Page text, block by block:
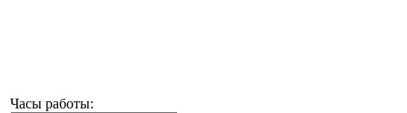
Часы работы: